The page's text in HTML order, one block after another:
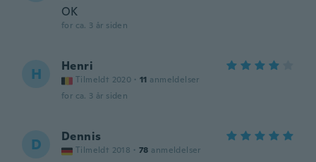
OK
for ca. 3 år siden
H Henri
Tilmeldt 2020 · 11 anmeldelser
for ca. 3 år siden
D Dennis
Tilmeldt 2018 · 78 anmeldelser